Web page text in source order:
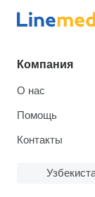
Компания
О нас
Помощь
Контакты